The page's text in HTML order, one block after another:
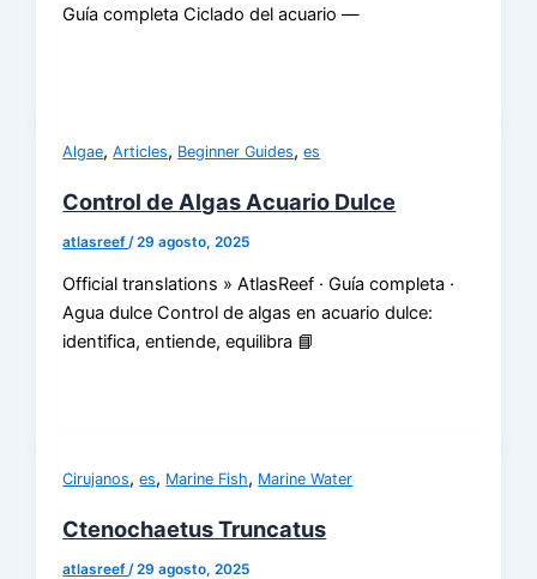
Guía completa Ciclado del acuario —
Algae,Articles, Beginner Guides,es
Control de Algas Acuario Dulce
atlasreef /29 agosto, 2025
Official translations » AtlasReef · Guía completa ·
Agua dulce Control de algas en acuario dulce:
identifica, entiende, equilibra 📘
Cirujanos,es, Marine Fish, Marine Water
Ctenochaetus Truncatus
atlasreef/29 agosto, 2025